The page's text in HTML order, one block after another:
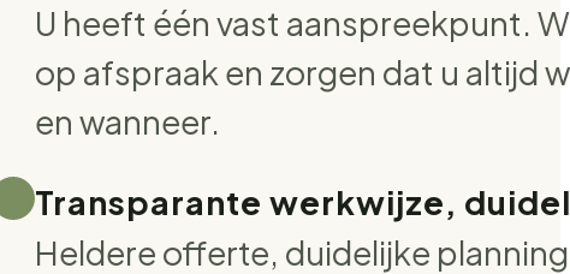
U heeft één vast aanspreekpunt.
op afspraak en zorgen dat u altijd
en wanneer.
Transparante werkwijze,
Heldere offerte, duidelijke